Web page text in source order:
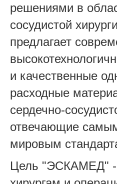
решениями в
сосудистой
предлагает
и качественные
расходные
сердечно-
отвечающие
мировым
Цель "ЭСКАМЕД" -